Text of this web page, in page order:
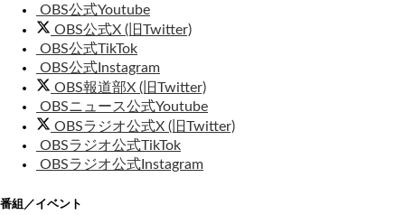
OBS公式Youtube
OBS公式X (旧Twitter)
OBS公式TikTok
OBS公式Instagram
OBS報道部X (旧Twitter)
OBSニュース公式Youtube
OBSラジオ公式X (旧Twitter)
OBSラジオ公式TikTok
OBSラジオ公式Instagram
番組／イベント